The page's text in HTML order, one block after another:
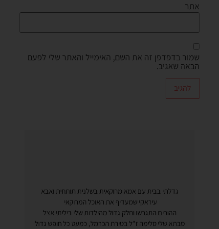
אתר
שמור בדפדפן זה את השם, האימייל והאתר שלי לפעם
הבאה שאגיב.
גדלתי בבית עם אמא מרוקאית בשלנית תותחית ואבא
עיראקי שמעדיף את האוכל המרוקאי
ההורים התגרשו וחלק גדול מהילדות שלי ביליתי אצל
סבתא שלי סלימה ז"ל בטירת הכרמל, כמעט כל חופש גדול